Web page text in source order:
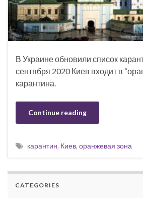
В Украине обновили список
сентября 2020 Киев входит в
карантина.
Continue reading
карантин, Киев, оранжевая зона
CATEGORIES